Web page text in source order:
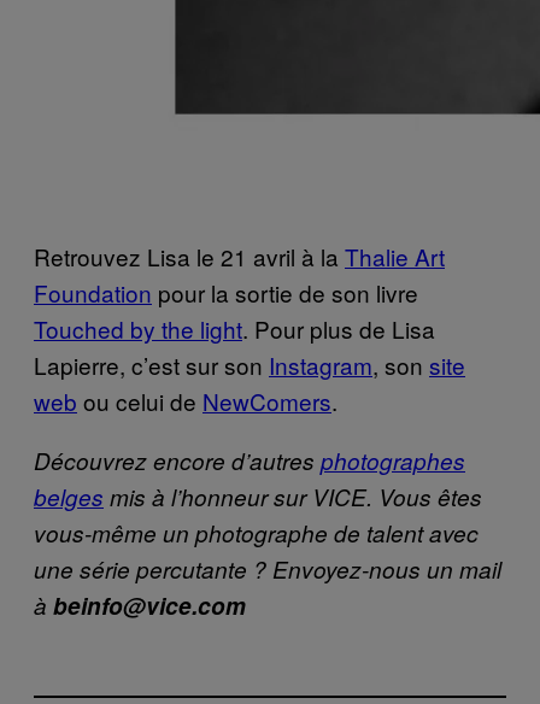
Retrouvez Lisa le 21 avril à la Thalie Art
Foundation pour la sortie de son livre
Touched by the light. Pour plus de Lisa
Lapierre, c’est sur son Instagram, son site
web ou celui de NewComers.
Découvrez encore d’autres photographes
belges mis à l’honneur sur VICE. Vous êtes
vous-même un photographe de talent avec
une série percutante ? Envoyez-nous un mail
à beinfo@vice.com